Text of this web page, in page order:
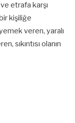
etrafa karşı
kişiliğe
veren, yaralı
sıkıntısı olanın